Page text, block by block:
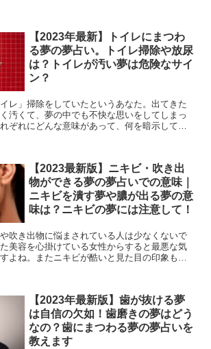
【2023年最新】トイレにまつわ
る夢の夢占い。トイレ掃除や放尿
は？トイレが汚い夢は危険なサイ
ン？
レ」掃除をしていたというあなた。出てきた
汚くて、夢の中でも不快な思いをしてしまっ
ぞれにどんな意味があって、何を暗示してい
【2023最新版】ニキビ・吹き出
物ができる夢の夢占いでの意味｜
ニキビを潰す夢や膿が出る夢の意
味は？ニキビの夢には注意して！
吹き出物に悩まされている人は少なくないで
美容を心掛けている女性からすると最悪な気
よね。またニキビが酷いと見た目の印象も悪
【2023年最新版】歯が抜ける夢
は自信の欠如！歯磨きの夢はどう
なの？歯にまつわる夢の夢占いを
教えます